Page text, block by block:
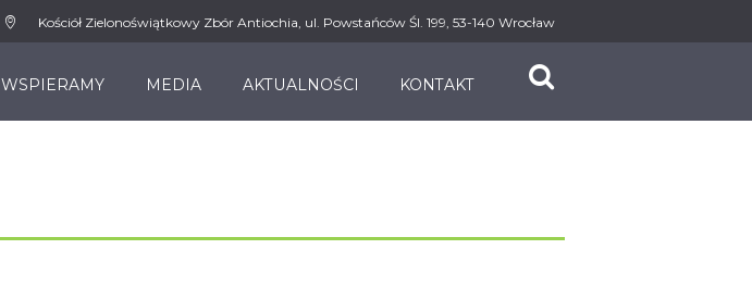
Kościół Zielonoświątkowy Zbór Antiochia, ul. Powstańców Śl. 199, 53-140 Wrocław
WSPIERAMY MEDIA AKTUALNOŚCI KONTAKT